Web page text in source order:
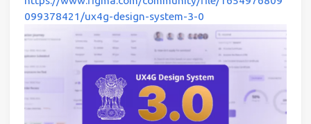
099378421/ux4g-design-system-3-0